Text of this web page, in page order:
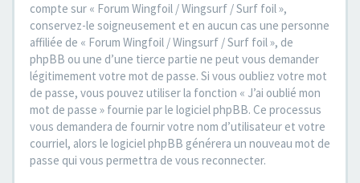
compte sur « Forum Wingfoil / Wingsurf / Surf foil »,
conservez-le soigneusement et en aucun cas une personne
affiliée de « Forum Wingfoil / Wingsurf / Surf foil », de
phpBB ou une d’une tierce partie ne peut vous demander
légitimement votre mot de passe. Si vous oubliez votre mot
de passe, vous pouvez utiliser la fonction « J’ai oublié mon
mot de passe » fournie par le logiciel phpBB. Ce processus
vous demandera de fournir votre nom d’utilisateur et votre
courriel, alors le logiciel phpBB générera un nouveau mot de
passe qui vous permettra de vous reconnecter.